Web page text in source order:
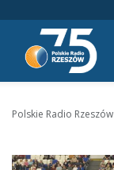
Polskie Radio Rzeszów